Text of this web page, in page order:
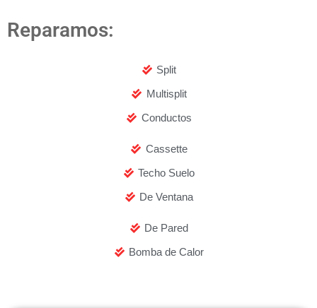
Reparamos:
Split
Multisplit
Conductos
Cassette
Techo Suelo
De Ventana
De Pared
Bomba de Calor